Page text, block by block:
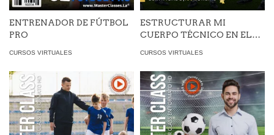
ENTRENADOR DE FÚTBOL
PRO
CURSOS VIRTUALES
ESTRUCTURAR MI
CUERPO TÉCNICO EN EL
CURSOS VIRTUALES